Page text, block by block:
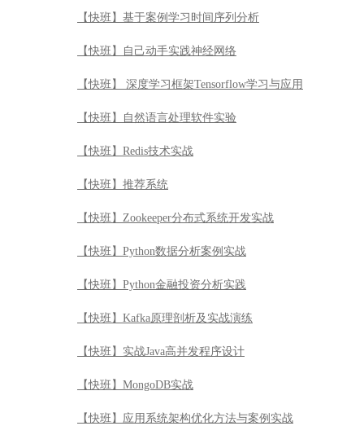
【快班】基于案例学习时间序列分析
【快班】自己动手实践神经网络
【快班】 深度学习框架Tensorflow学习与应用
【快班】自然语言处理软件实验
【快班】Redis技术实战
【快班】推荐系统
【快班】Zookeeper分布式系统开发实战
【快班】Python数据分析案例实战
【快班】Python金融投资分析实践
【快班】Kafka原理剖析及实战演练
【快班】实战Java高并发程序设计
【快班】MongoDB实战
【快班】应用系统架构优化方法与案例实战